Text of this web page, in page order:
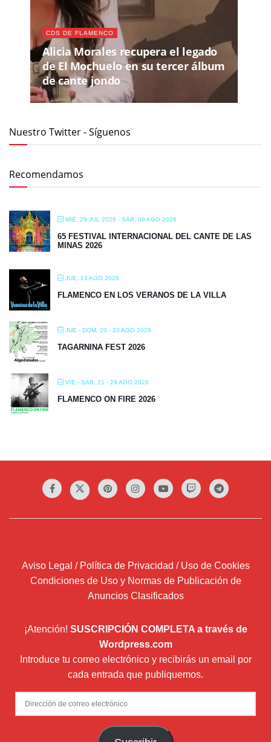
CDS DE FLAMENCO
Alicia Morales recupera el legado
de El Mochuelo en su tercer álbum
de cante jondo
Nuestro Twitter - Síguenos
Recomendamos
MIÉ, 29 JUL 2026 - SÁB, 08 AGO 2026
65 FESTIVAL INTERNACIONAL DEL CANTE DE LAS
MINAS 2026
JUE, 13 AGO 2026
FLAMENCO EN LOS VERANOS DE LA VILLA
JUE - DOM, 20 - 23 AGO 2026
TAGARNINA FEST 2026
VIE - SÁB, 21 - 29 AGO 2026
FLAMENCO ON FIRE 2026
Aviso Legal / Política de Privacidad / Uso de Cookies
Condiciones de Uso y Normas de Publicación de
Anuncios Clasificados
¡Atención! SUSCRIPCIÓN COMPLETA a través de
Wordpress.com
Introduce tu correo electrónico y recibirás un email por
cada entrada que publiquemos.
Dirección
de